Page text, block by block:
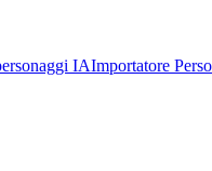
IAImportatore